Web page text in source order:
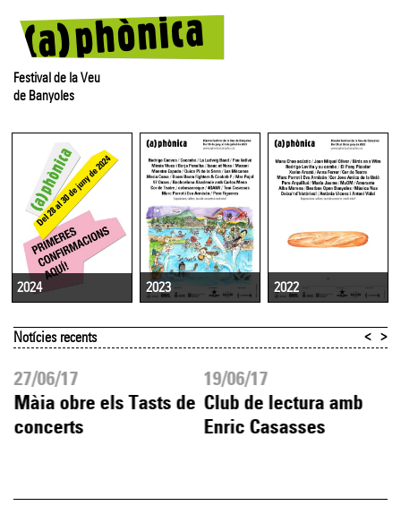
Festival de la Veu
de Banyoles
2024 2023 2022
Notícies recents
27/06/17
Màia obre els Tasts de
concerts
19/06/17
Club de lectura amb
Enric Casasses
< >